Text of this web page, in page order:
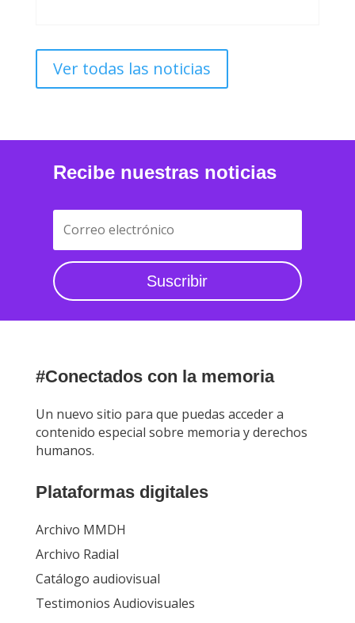
Ver todas las noticias
Recibe nuestras noticias
Suscribir
#Conectados con la memoria
Un nuevo sitio para que puedas acceder a
contenido especial sobre memoria y derechos
humanos.
Plataformas digitales
Archivo MMDH
Archivo Radial
Catálogo audiovisual
Testimonios Audiovisuales